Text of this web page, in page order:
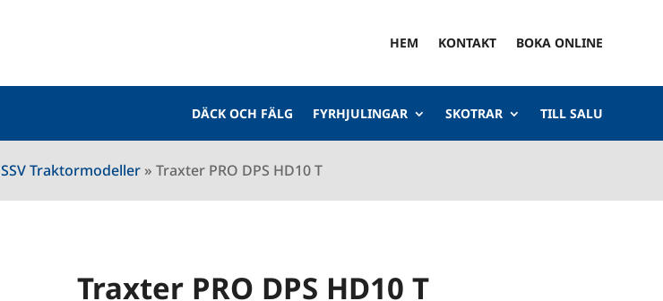
HEM KONTAKT BOKA ONLINE
DÄCK OCH FÄLG FYRHJULINGAR SKOTRAR TILL SALU
SSV Traktormodeller» Traxter PRO DPS HD10 T
Traxter PRO DPS HD10 T